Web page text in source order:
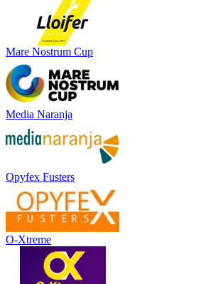
Mare Nostrum Cup
Media Naranja
Opyfex Fusters
O-Xtreme